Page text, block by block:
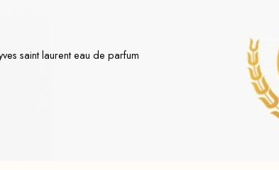
saint laurent eau de parfum